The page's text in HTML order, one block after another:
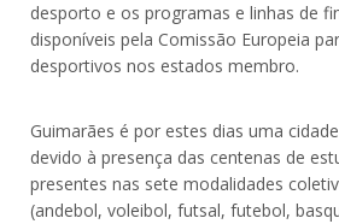
desporto e os programas e linhas de
disponíveis pela Comissão Europeia
desportivos nos estados membro.
Guimarães é por estes dias uma
devido à presença das centenas de
presentes nas sete modalidades
(andebol, voleibol, futsal, futebol,